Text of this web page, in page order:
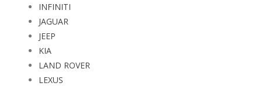
INFINITI
JAGUAR
JEEP
KIA
LAND ROVER
LEXUS